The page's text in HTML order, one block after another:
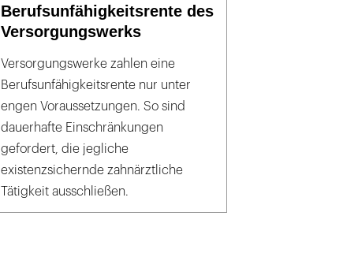
Berufsunfähigkeitsrente des
Versorgungswerks
Versorgungswerke zahlen eine
Berufsunfähigkeitsrente nur unter
engen Voraussetzungen. So sind
dauerhafte Einschränkungen
gefordert, die jegliche
existenzsichernde zahnärztliche
Tätigkeit ausschließen.